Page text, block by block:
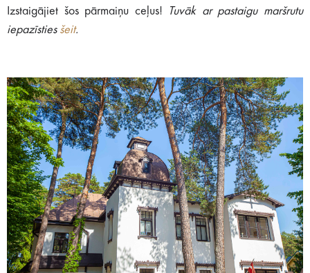
Izstaigājiet šos pārmaiņu ceļus!
Tuvāk ar pastaigu maršrutu
iepazīsties šeit.